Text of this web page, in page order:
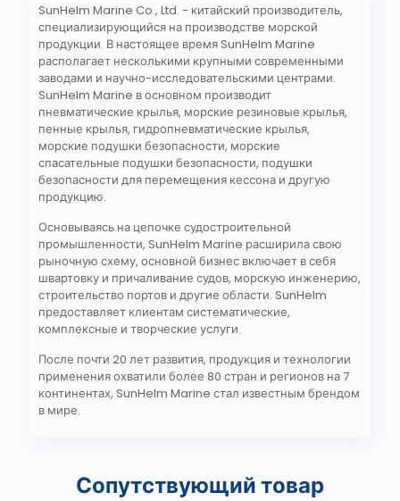
SunHelm Marine Co., Ltd. - китайский производитель,
специализирующийся на производстве морской
продукции. В настоящее время SunHelm Marine
располагает несколькими крупными современными
заводами и научно-исследовательскими центрами.
SunHelm Marine в основном производит
пневматические крылья, морские резиновые крылья,
пенные крылья, гидропневматические крылья,
морские подушки безопасности, морские
спасательные подушки безопасности, подушки
безопасности для перемещения кессона и другую
продукцию.
Основываясь на цепочке судостроительной
промышленности, SunHelm Marine расширила свою
рыночную схему, основной бизнес включает в себя
швартовку и причаливание судов, морскую инженерию,
строительство портов и другие области. SunHelm
предоставляет клиентам систематические,
комплексные и творческие услуги.
После почти 20 лет развития, продукция и технологии
применения охватили более 80 стран и регионов на 7
континентах, SunHelm Marine стал известным брендом
в мире.
Сопутствующий товар